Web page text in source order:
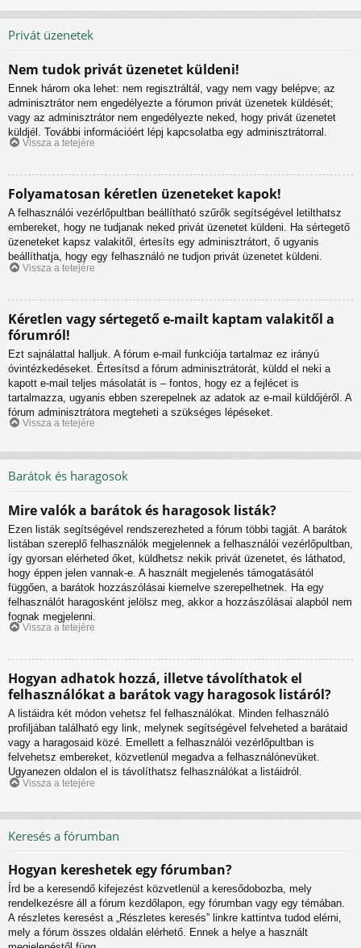
Privát üzenetek
Nem tudok privát üzenetet küldeni!
Ennek három oka lehet: nem regisztráltál, vagy nem vagy belépve; az
adminisztrátor nem engedélyezte a fórumon privát üzenetek küldését;
vagy az adminisztrátor nem engedélyezte neked, hogy privát üzenetet
küldjél. További információért lépj kapcsolatba egy adminisztrátorral.
Vissza a tetejére
Folyamatosan kéretlen üzeneteket kapok!
A felhasználói vezérlőpultban beállítható szűrők segítségével letilthatsz
embereket, hogy ne tudjanak neked privát üzenetet küldeni. Ha sértegető
üzeneteket kapsz valakitől, értesíts egy adminisztrátort, ő ugyanis
beállíthatja, hogy egy felhasználó ne tudjon privát üzenetet küldeni.
Vissza a tetejére
Kéretlen vagy sértegető e-mailt kaptam valakitől a
fórumról!
Ezt sajnálattal halljuk. A fórum e-mail funkciója tartalmaz ez irányú
óvintézkedéseket. Értesítsd a fórum adminisztrátorát, küldd el neki a
kapott e-mail teljes másolatát is – fontos, hogy ez a fejlécet is
tartalmazza, ugyanis ebben szerepelnek az adatok az e-mail küldőjéről. A
fórum adminisztrátora megteheti a szükséges lépéseket.
Vissza a tetejére
Barátok és haragosok
Mire valók a barátok és haragosok listák?
Ezen listák segítségével rendszerezheted a fórum többi tagját. A barátok
listában szereplő felhasználók megjelennek a felhasználói vezérlőpultban,
így gyorsan elérheted őket, küldhetsz nekik privát üzenetet, és láthatod,
hogy éppen jelen vannak-e. A használt megjelenés támogatásától
függően, a barátok hozzászólásai kiemelve szerepelhetnek. Ha egy
felhasználót haragosként jelölsz meg, akkor a hozzászólásai alapból nem
fognak megjelenni.
Vissza a tetejére
Hogyan adhatok hozzá, illetve távolíthatok el
felhasználókat a barátok vagy haragosok listáról?
A listáidra két módon vehetsz fel felhasználókat. Minden felhasználó
profiljában található egy link, melynek segítségével felveheted a barátaid
vagy a haragosaid közé. Emellett a felhasználói vezérlőpultban is
felvehetsz embereket, közvetlenül megadva a felhasználónevüket.
Ugyanezen oldalon el is távolíthatsz felhasználókat a listáidról.
Vissza a tetejére
Keresés a fórumban
Hogyan kereshetek egy fórumban?
Írd be a keresendő kifejezést közvetlenül a keresődobozba, mely
rendelkezésre áll a fórum kezdőlapon, egy fórumban vagy egy témában.
A részletes keresést a „Részletes keresés” linkre kattintva tudod elérni,
mely a fórum összes oldalán elérhető. Ennek a helye a használt